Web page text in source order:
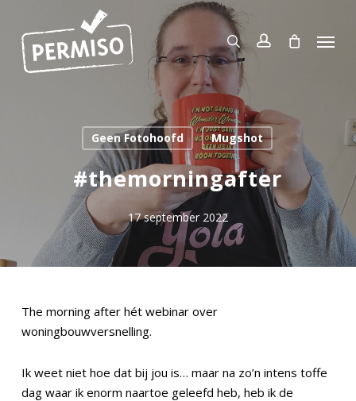
main
content
search account Menu
Geen Fotohoofd Mugshot
#themorningafter
17 september 2022
The morning after hét webinar over
woningbouwversnelling.
Ik weet niet hoe dat bij jou is… maar na zo’n intens toffe
dag waar ik enorm naartoe geleefd heb, heb ik de